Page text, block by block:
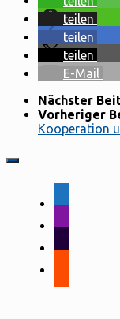
teilen
teilen
teilen
E-Mail
Nächster
Vorheriger
Kooperation